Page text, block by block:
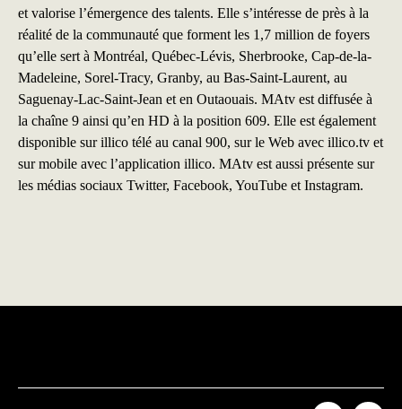
et valorise l’émergence des talents. Elle s’intéresse de près à la
réalité de la communauté que forment les 1,7 million de foyers
qu’elle sert à Montréal, Québec-Lévis, Sherbrooke, Cap-de-la-
Madeleine, Sorel-Tracy, Granby, au Bas-Saint-Laurent, au
Saguenay-Lac-Saint-Jean et en Outaouais. MAtv est diffusée à
la chaîne 9 ainsi qu’en HD à la position 609. Elle est également
disponible sur illico télé au canal 900, sur le Web avec illico.tv et
sur mobile avec l’application illico. MAtv est aussi présente sur
les médias sociaux Twitter, Facebook, YouTube et Instagram.